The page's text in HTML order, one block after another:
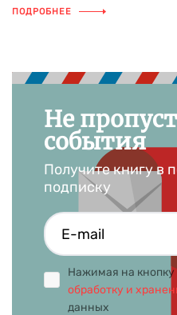
ПОДРОБНЕЕ
Не
события
Получите книгу в
подписку
Нажимая на кнопку
обработку и
данных